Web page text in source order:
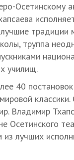
Осетинскому
традиции
труппа
училищ.
40
Владимир
Осетинского
из лучших